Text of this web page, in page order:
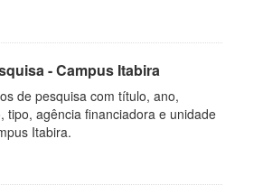
- Campus Itabira
de pesquisa com título, ano,
tipo, agência financiadora e unidade
Itabira.